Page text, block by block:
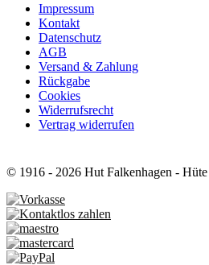
Impressum
Kontakt
Datenschutz
AGB
Versand & Zahlung
Rückgabe
Cookies
Widerrufsrecht
Vertrag widerrufen
© 1916 - 2026 Hut Falkenhagen -